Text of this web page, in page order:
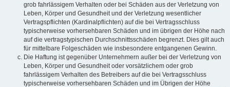
grob fahrlässigem Verhalten oder bei Schäden aus der Verletzung von
Leben, Körper und Gesundheit und der Verletzung wesentlicher
Vertragspflichten (Kardinalpflichten) auf die bei Vertragsschluss
typischerweise vorhersehbaren Schäden und im übrigen der Höhe nach
auf die vertragstypischen Durchschnittsschäden begrenzt. Dies gilt auch
für mittelbare Folgeschäden wie insbesondere entgangenen Gewinn.
Die Haftung ist gegenüber Unternehmern außer bei der Verletzung von
Leben, Körper und Gesundheit oder vorsätzlichem oder grob
fahrlässigem Verhalten des Betreibers auf die bei Vertragsschluss
typischerweise vorhersehbaren Schäden und im Übrigen der Höhe